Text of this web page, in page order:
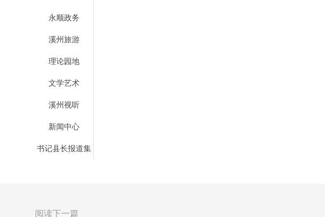
永顺政务
溪州旅游
理论园地
文学艺术
溪州视听
新闻中心
书记县长报道集
阅读下一篇